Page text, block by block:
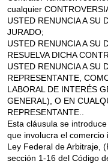
cualquier
USTED RENUNCIA A SU
JURADO;
USTED RENUNCIA A SU
RESUELVA DICHA
USTED RENUNCIA A SU
REPRESENTANTE,
LABORAL DE INTERÉS
GENERAL), O EN
REPRESENTANTE..
Esta cláusula se
que involucra el
Ley Federal de Arbitraje,
sección 1-16 del Código